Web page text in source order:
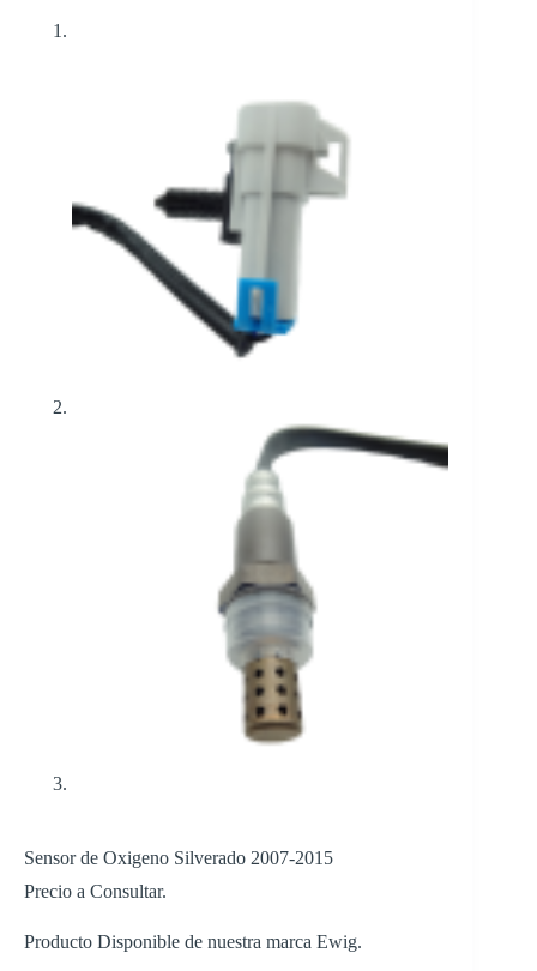
Sensor de Oxigeno Silverado 2007-2015
Precio a Consultar.
Producto Disponible de nuestra marca Ewig.